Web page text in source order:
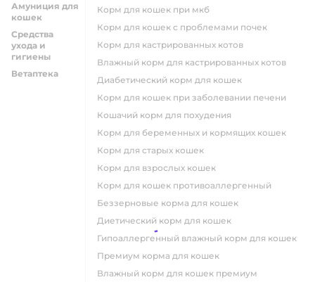
Амуниция для
кошек
Средства
ухода и
гигиены
Ветаптека
корм для кошек при мкб
корм для кошек с проблемами почек
Корм для кастрированных котов
влажный корм для кастрированных котов
диабетический корм для кошек
корм для кошек при заболевании печени
кошачий корм для похудения
корм для беременных и кормящих кошек
корм для старых кошек
корм для взрослых кошек
корм для кошек противоаллергенный
беззерновые корма для кошек
диетический корм для кошек
гипоаллергенный влажный корм для кошек
премиум корма для кошек
влажный корм для кошек премиум